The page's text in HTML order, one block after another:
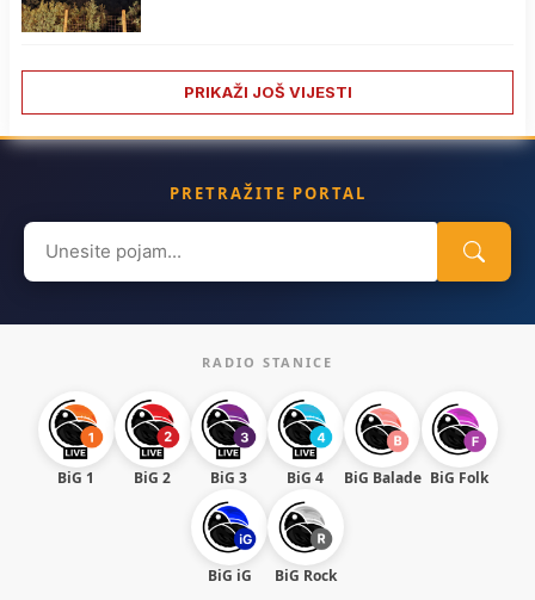
PRIKAŽI JOŠ VIJESTI
PRETRAŽITE PORTAL
Search
for:
RADIO STANICE
BiG 1 BiG 2 BiG 3 BiG 4 BiG Balade BiG Folk
BiG iG BiG Rock